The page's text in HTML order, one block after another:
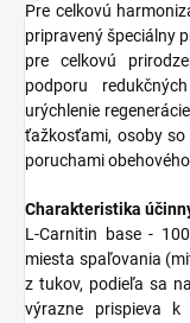
Pre celkovú
pripravený špeciálny
pre celkovú
podporu
urýchlenie
ťažkosťami, osoby
poruchami
Charakteristika
L-Carnitin base -
miesta spaľovania
z tukov, podieľa sa
výrazne prispieva k